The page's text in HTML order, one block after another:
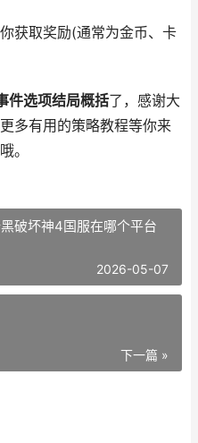
取奖励(通常为金币、卡
件选项结局概括了，感谢大
多有用的策略教程等你来
。
破坏神4国服在哪个平台
2026-05-07
下一篇 »